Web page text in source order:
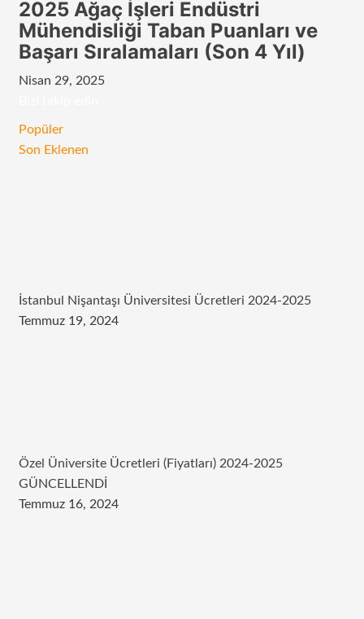
2025 Ağaç İşleri Endüstri
Mühendisliği Taban Puanları ve
Başarı Sıralamaları (Son 4 Yıl)
Nisan 29, 2025
Popüler
Son Eklenen
İstanbul Nişantaşı Üniversitesi Ücretleri 2024-2025
Temmuz 19, 2024
Özel Üniversite Ücretleri (Fiyatları) 2024-2025
GÜNCELLENDİ
Temmuz 16, 2024